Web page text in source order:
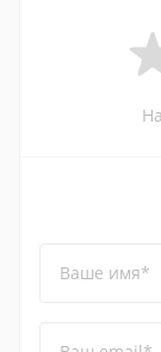
Ваше имя*